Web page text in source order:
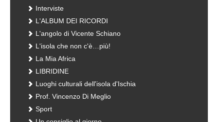
Interviste
L'ALBUM DEI RICORDI
L'angolo di Vicente Schiano
L'isola che non c'è…più!
La Mia Africa
LIBRIDINE
Luoghi culturali dell'isola d'Ischia
Prof. Vincenzo Di Meglio
Sport